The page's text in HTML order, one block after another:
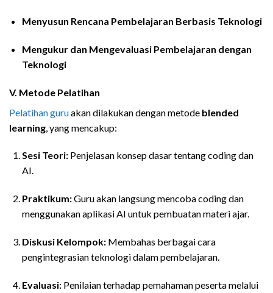
Menyusun Rencana Pembelajaran Berbasis Teknologi
Mengukur dan Mengevaluasi Pembelajaran dengan
Teknologi
V. Metode Pelatihan
Pelatihan guruakan dilakukan dengan metode blended
learning , yang mencakup:
Sesi Teori:Penjelasan konsep dasar tentang coding dan
AI.
Praktikum:Guru akan langsung mencoba coding dan
menggunakan aplikasi AI untuk pembuatan materi ajar.
Diskusi Kelompok:Membahas berbagai cara
pengintegrasian teknologi dalam pembelajaran.
Evaluasi:Penilaian terhadap pemahaman peserta melalui